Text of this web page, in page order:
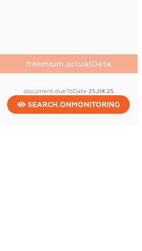
freemium.actualData
document.dueToDate 25.04.25
SEARCH.ONMONITORING